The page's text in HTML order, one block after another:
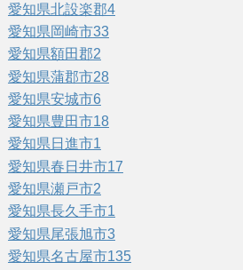
愛知県北設楽郡4
愛知県岡崎市33
愛知県額田郡2
愛知県蒲郡市28
愛知県安城市6
愛知県豊田市18
愛知県日進市1
愛知県春日井市17
愛知県瀬戸市2
愛知県長久手市1
愛知県尾張旭市3
愛知県名古屋市135